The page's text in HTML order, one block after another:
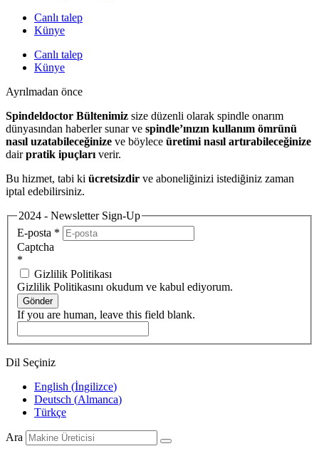
Canlı talep
Künye
Canlı talep
Künye
Ayrılmadan önce
Spindeldoctor Bültenimiz size düzenli olarak spindle onarım
dünyasından haberler sunar ve spindle’ınızın kullanım ömrünü
nasıl uzatabileceğinize ve böylece üretimi nasıl artırabileceğinize
dairpratik ipuçları verir.
Bu hizmet, tabi ki ücretsizdir ve aboneliğinizi istediğiniz zaman
iptal edebilirsiniz.
2024 - Newsletter Sign-Up
E-posta *
Captcha
*
Gizlilik Politikası
Gizlilik Politikasını okudum ve kabul ediyorum.
Gönder
If you are human, leave this field blank.
Dil Seçiniz
English (İngilizce)
Deutsch (Almanca)
Türkçe
Ara